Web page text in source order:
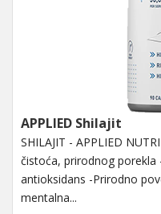
APPLIED Shilajit
SHILAJIT - APPLIED
čistoća, prirodnog porekla
antioksidans -Prirodno
mentalna...